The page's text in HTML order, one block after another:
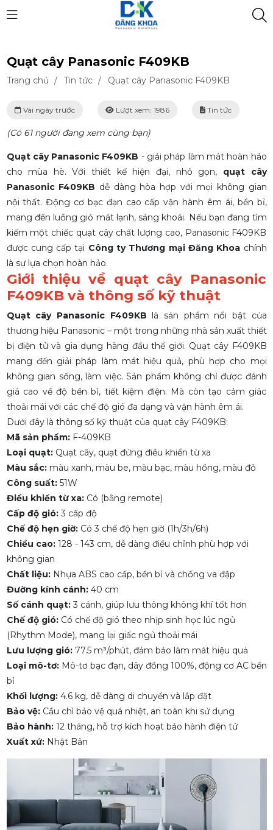
Quạt cây Panasonic F409KB
Trang chủ / Tin tức / Quạt cây Panasonic F409KB
Vài ngày trước Lượt xem: 1986 Tin tức
(Có 61 người đang xem cùng bạn)
Quạt cây Panasonic F409KB - giải pháp làm mát hoàn hảo
cho mùa hè. Với thiết kế hiện đại, nhỏ gọn, quạt cây
Panasonic F409KB dễ dàng hòa hợp với mọi không gian
nội thất. Động cơ bạc đạn cao cấp vận hành êm ái, bền bỉ,
mang đến luồng gió mát lạnh, sảng khoái. Nếu bạn đang tìm
kiếm một chiếc quạt cây chất lượng cao, Panasonic F409KB
được cung cấp tại Công ty Thương mại Đăng Khoa chính
là sự lựa chọn hoàn hảo.
Giới thiệu về quạt cây Panasonic
F409KB và thông số kỹ thuật
Quạt cây Panasonic F409KB là sản phẩm nổi bật của
thương hiệu Panasonic – một trong những nhà sản xuất thiết
bị điện tử và gia dụng hàng đầu thế giới. Quạt cây F409KB
mang đến giải pháp làm mát hiệu quả, phù hợp cho mọi
không gian sống, làm việc. Sản phẩm không chỉ được đánh
giá cao về độ bền bỉ, tiết kiệm điện. Mà còn tạo cảm giác
thoải mái với các chế độ gió đa dạng và vận hành êm ái.
Dưới đây là thông số kỹ thuật của quạt cây F409KB:
Mã sản phẩm: F-409KB
Loại quạt: Quạt cây, quạt đứng điều khiển từ xa
Màu sắc: màu xanh, màu be, màu bạc, màu hồng, màu đỏ
Công suất: 51W
Điều khiển từ xa: Có (bằng remote)
Cấp độ gió:3 cấp độ
Chế độ hẹn giờ: Có 3 chế độ hẹn giờ (1h/3h/6h)
Chiều cao: 128 - 143 cm, dễ dàng điều chỉnh phù hợp với
không gian
Chất liệu:Nhựa ABS cao cấp, bền bỉ và chống va đập
Đường kính cánh: 40 cm
Số cánh quạt:3 cánh, giúp lưu thông không khí tốt hơn
Chế độ gió: Có chế độ gió theo nhịp sinh học lúc ngủ
(Rhythm Mode), mang lại giấc ngủ thoải mái
Lưu lượng gió: 77.5 m³/phút, đảm bảo làm mát hiệu quả
Loại mô-tơ: Mô-tơ bạc đạn, dây đồng 100%, động cơ AC bền
bỉ
Khối lượng: 4.6 kg, dễ dàng di chuyển và lắp đặt
Bảo vệ: Cầu chì bảo vệ quá nhiệt, an toàn khi sử dụng
Bảo hành: 12 tháng, hỗ trợ kích hoạt bảo hành điện tử
Xuất xứ:Nhật Bản